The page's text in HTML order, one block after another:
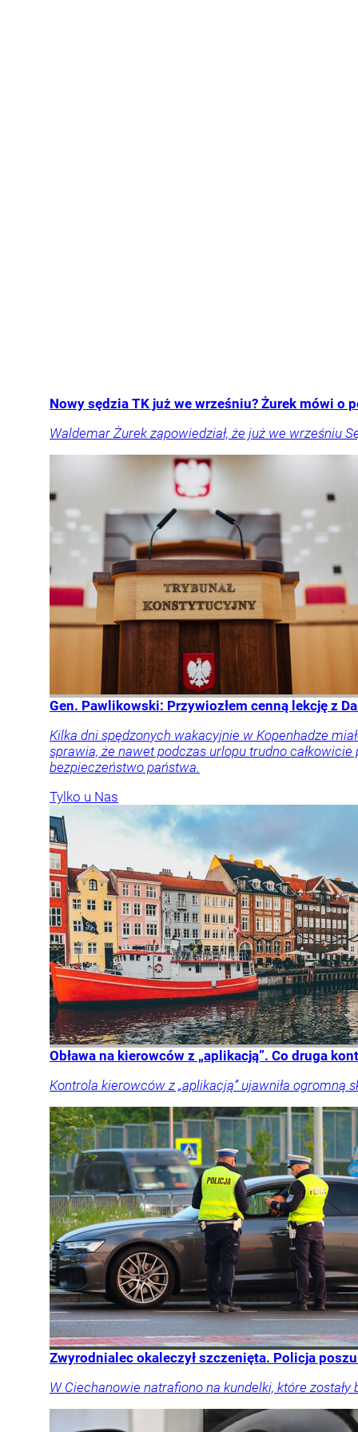
Nowy sędzia TK już we wrześniu? Żurek mówi o
Waldemar Żurek zapowiedział, że już we wrześniu
Gen. Pawlikowski: Przywiozłem cenną lekcję z
Kilka dni spędzonych wakacyjnie w Kopenhadze
sprawia, że nawet podczas urlopu trudno
bezpieczeństwo państwa.
Tylko u Nas
Obława na kierowców z „aplikacją”. Co druga
Kontrola kierowców z „aplikacją” ujawniła ogromną
Zwyrodnialec okaleczył szczenięta. Policja
W Ciechanowie natrafiono na kundelki, które